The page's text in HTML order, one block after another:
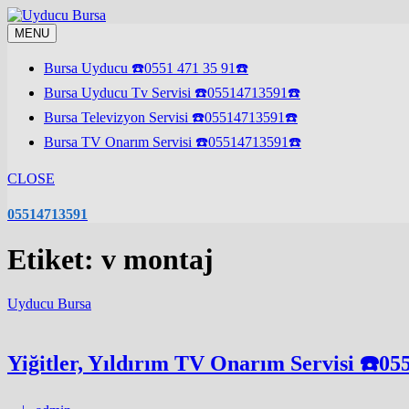
Skip
to
content
MENU
Bursa Uyducu ☎️0551 471 35 91☎️
Bursa Uyducu Tv Servisi ☎️05514713591☎️
Bursa Televizyon Servisi ☎️05514713591☎️
Bursa TV Onarım Servisi ☎️05514713591☎️
CLOSE
05514713591
Etiket: v montaj
Uyducu Bursa
Yiğitler, Yıldırım TV Onarım Servisi